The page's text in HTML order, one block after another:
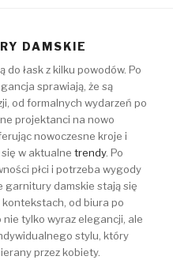
DAMSKIE
do łask z kilku powodów. Po
sprawiają, że są
od formalnych wydarzeń po
projektanci na nowo
nowoczesne kroje i
w aktualne trendy. Po
płci i potrzeba wygody
garnitury damskie stają się
od biura po
tylko wyraz elegancji, ale
stylu, który
przez kobiety.